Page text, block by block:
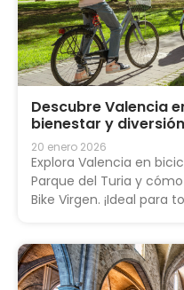
Descubre Valencia
bienestar y
20 enero 2026
Explora Valencia en
Parque del Turia y
Bike Virgen. ¡Ideal para